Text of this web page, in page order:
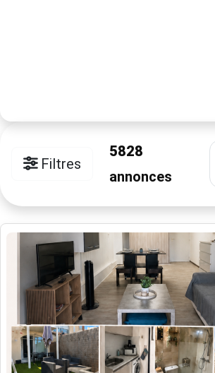
Filtres
5828
annonces